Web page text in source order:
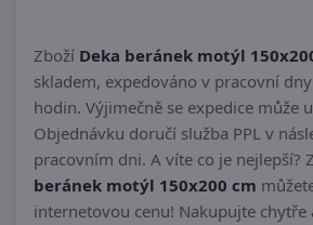
Zboží Deka beránek motýl
skladem, expedováno v pracovní
hodin. Výjimečně se expedice může
Objednávku doručí služba PPL v
pracovním dni. A víte co je nejlepší?
beránek motýl 150x200 cm
internetovou cenu! Nakupujte chytře